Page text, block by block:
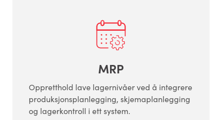
MRP
Oppretthold lave lagernivåer ved å integrere
produksjonsplanlegging, skjemaplanlegging
og lagerkontroll i ett system.